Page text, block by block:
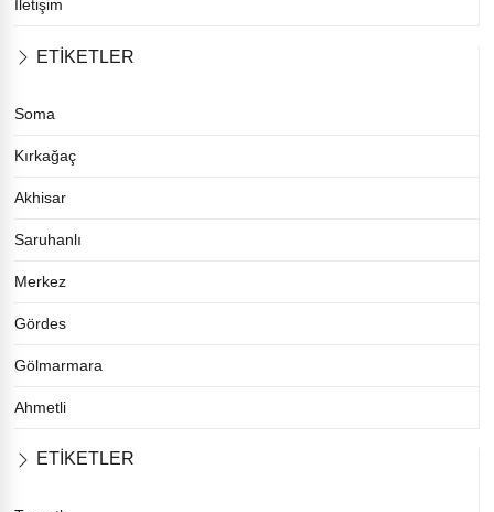
İletişim
ETİKETLER
Soma
Kırkağaç
Akhisar
Saruhanlı
Merkez
Gördes
Gölmarmara
Ahmetli
ETİKETLER